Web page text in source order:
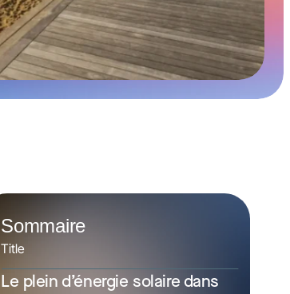
Sommaire
Title
Le plein d’énergie solaire dans